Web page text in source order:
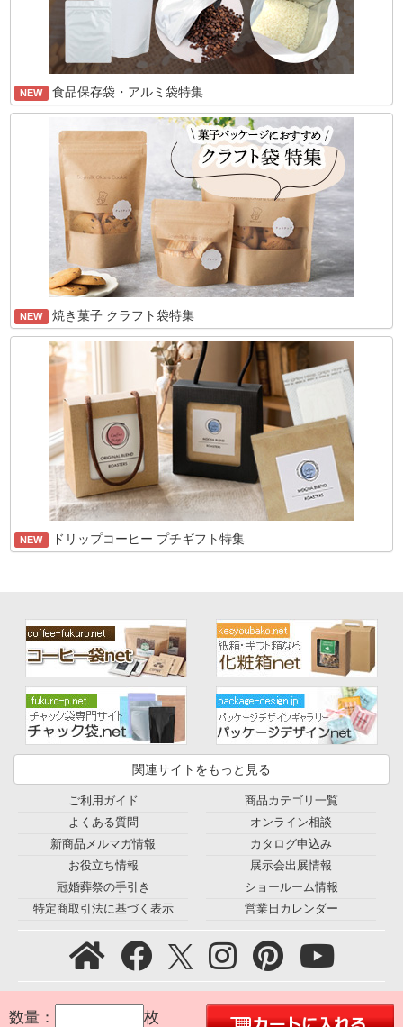
数量： 枚
NEW 食品保存袋・アルミ袋特集
NEW 焼き菓子 クラフト袋特集
NEW ドリップコーヒー プチギフト特集
関連サイトをもっと見る
ご利用ガイド
よくある質問
新商品メルマガ情報
お役立ち情報
冠婚葬祭の手引き
特定商取引法に基づく表示
商品カテゴリ一覧
オンライン相談
カタログ申込み
展示会出展情報
ショールーム情報
営業日カレンダー
お問合せ
採用情報｜